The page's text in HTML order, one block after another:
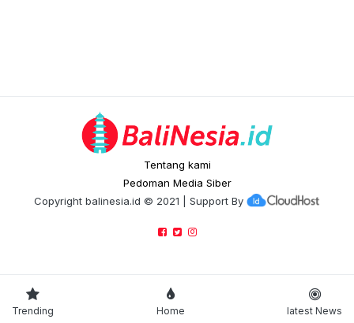
Tentang kami
Pedoman Media Siber
Copyright balinesia.id © 2021 | Support By
Trending Home latest News